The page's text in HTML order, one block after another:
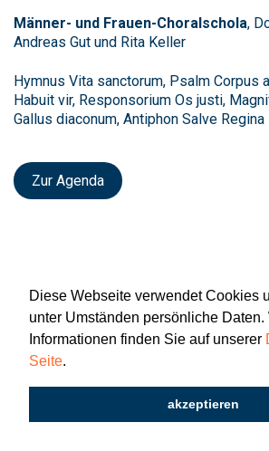
Diese Webseite verwendet Cookies
unter Umständen persönliche Daten.
Informationen finden Sie auf unserer
Seite.
akzeptieren
Männer- und Frauen-Choralschola,
Andreas Gut und Rita Keller
Hymnus Vita sanctorum, Psalm Corpus
Habuit vir, Responsorium Os justi,
Gallus diaconum, Antiphon Salve Regina
Zur Agenda
Newsletter Impressum
2026 © Katholisch St.